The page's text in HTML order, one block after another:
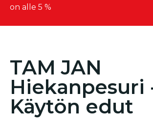
on alle 5 %
TAM JAN
Hiekanpesuri
Käytön edut